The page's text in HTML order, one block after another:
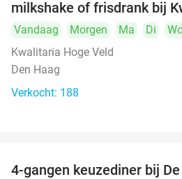
milkshake of frisdrank bij
Vandaag Morgen Ma Di
Kwalitaria Hoge Veld
Den Haag
Verkocht: 188
4-gangen keuzediner bij